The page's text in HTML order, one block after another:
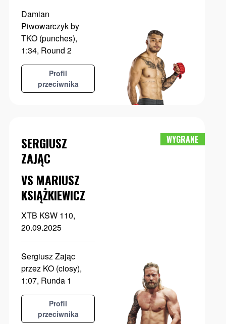
Damian
Piwowarczyk by
TKO (punches),
1:34, Round 2
Profil
przeciwnika
SERGIUSZ
ZAJĄC
VS MARIUSZ
KSIĄŻKIEWICZ
XTB KSW 110,
20.09.2025
Sergiusz Zając
przez KO (ciosy),
1:07, Runda 1
Profil
przeciwnika
WYGRANE